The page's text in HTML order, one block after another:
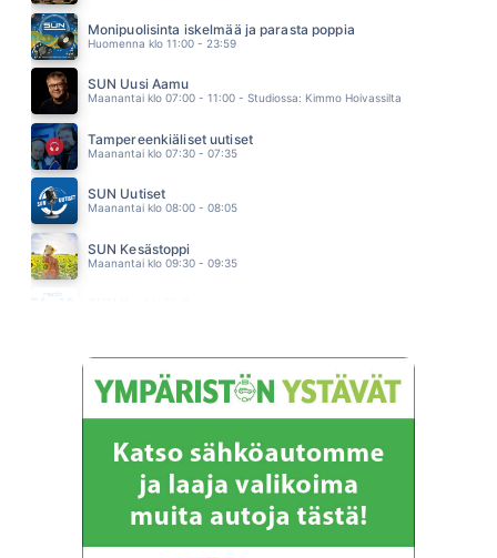
MATTI ESKO
13.51
Monipuolisinta iskelmää ja parasta poppia
Huomenna klo 11:00 - 23:59
SUN Uusi Aamu
Maanantai klo 07:00 - 11:00 - Studiossa: Kimmo Hoivassilta
Tampereenkiäliset uutiset
Maanantai klo 07:30 - 07:35
SUN Uutiset
Maanantai klo 08:00 - 08:05
SUN Kesästoppi
Maanantai klo 09:30 - 09:35